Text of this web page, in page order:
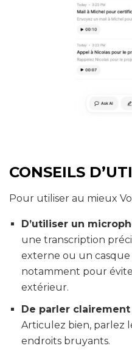
CONSEILS
Pour utiliser au mieux
D’utiliser un
une transcription
externe ou un
notamment pour
extérieur.
De parler
Articulez bien, parlez
endroits bruyants.